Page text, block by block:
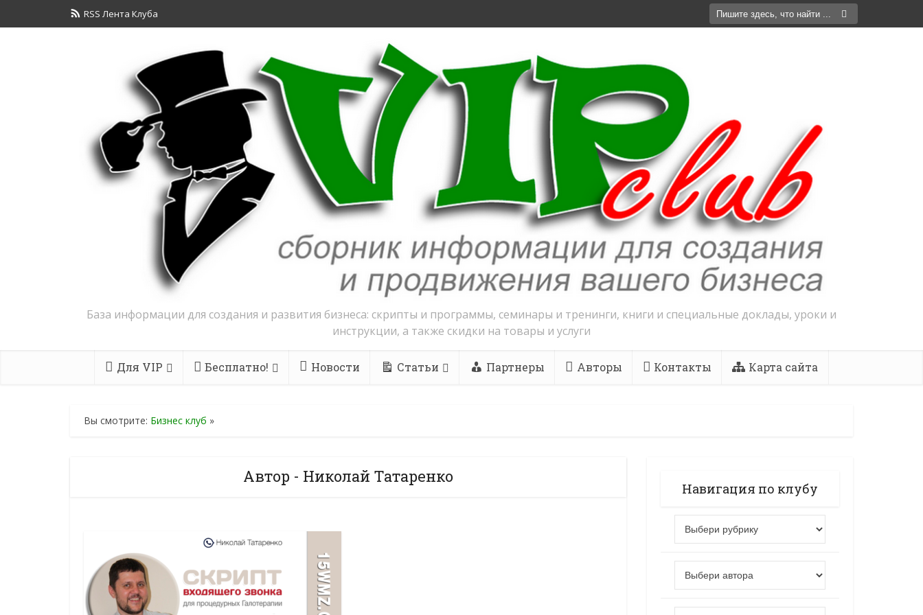
RSS Лента Клуба
База информации для создания и развития бизнеса: скрипты и программы, семинары и тренинги, книги и специальные доклады, уроки и
инструкции, а также скидки на товары и услуги
Для VIP Бесплатно! Новости Статьи Партнеры Авторы Контакты Карта сайта
Вы смотрите: Бизнес клуб »
Автор - Николай Татаренко
Навигация по клубу